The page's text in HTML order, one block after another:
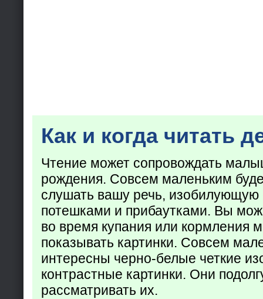
Как и когда читать
Чтение может сопровождать
рождения. Совсем маленьким
слушать вашу речь,
потешками и прибаутками. Вы
во время купания или кормления
показывать картинки. Совсем
интересны черно-белые четкие
контрастные картинки. Они
рассматривать их.